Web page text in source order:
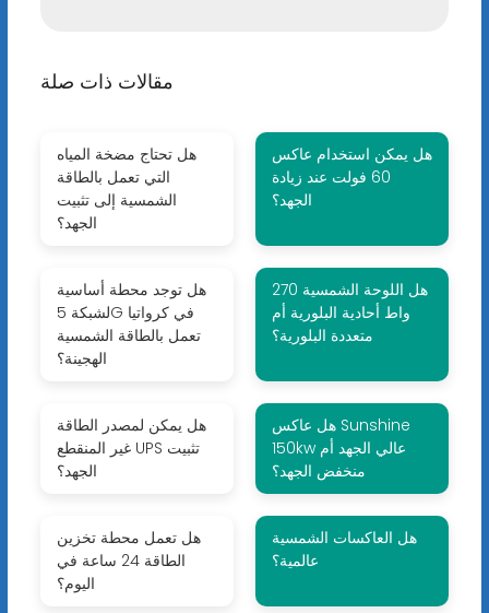
مقالات ذات صلة
هل تحتاج مضخة المياه
التي تعمل بالطاقة
الشمسية إلى تثبيت
الجهد؟
هل يمكن استخدام عاكس
60 فولت عند زيادة
الجهد؟
هل توجد محطة أساسية
لشبكة 5G في كرواتيا
تعمل بالطاقة الشمسية
الهجينة؟
هل اللوحة الشمسية 270
واط أحادية البلورية أم
متعددة البلورية؟
هل يمكن لمصدر الطاقة
غير المنقطع UPS تثبيت
الجهد؟
هل عاكس Sunshine
150kw عالي الجهد أم
منخفض الجهد؟
هل تعمل محطة تخزين
الطاقة 24 ساعة في
اليوم؟
هل العاكسات الشمسية
عالمية؟